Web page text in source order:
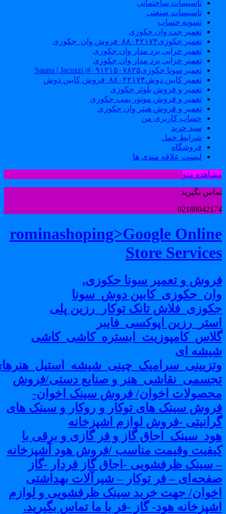
تاسیسات ساختمانی
تاسیسات صنعتی
تسویه حساب
تعمیر جت وان جکوزی
تعمیر جکوزی۸۸۰۴۲۱۷۴_فروش وان_جکوزی
تعمیر خرابی برد مدار وان جکوزی
تعمیر خرابی برد مدار وان جکوزی
تعمیر سونا جکوزی۰۹۱۲۱۵۰۷۸۲۵#| Sauna | Jacuzzi
تعمیر کابین دوش۸۸۰۴۲۱۷۴_فروش کابین دوش
تعمیر و فروش بلوئر جکوزی
تعمیر و فروش موتور پمپ جکوزی
تعمیر و فروش هیتر وان جکوزی
حساب کاربری من
سبد خرید
شرایط حمل
فروشگاه
لیست علاقه مندی ها
منو
بگیرید
rominashoping>Google
Store
و تعمیر سونا جکوزی,
دوش_سونا
تانک توکار_رزین پلی
اپوکسی_فایبر
ای
و صنایع دستی/فروش
اخوان/ فروش سینک اخوان-
سینک های توکار و روکار و سینک های
-فروش لوازم اشپزخانه
گاز و فر گازی و برقی با
وقیمت مناسب /فروش هود آشپزخانه
سینک ظرفشویی -اجاق گاز فردار -گاز
– فر توکار – شیرآلات بهداشتی
جهت خرید سینک ظرفشویی و لوازم
هود- گاز -فر با ما تماس بگیرید.